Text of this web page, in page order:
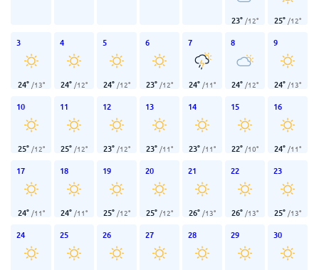
23° /12° 25° /12°
3
24° /13°
4
24° /12°
5
24° /12°
6
23° /12°
7
24° /11°
8
24° /12°
9
24° /13°
10
25° /12°
11
25° /12°
12
23° /12°
13
23° /11°
14
23° /11°
15
22° /10°
16
24° /11°
17
24° /11°
18
24° /11°
19
25° /12°
20
25° /12°
21
26° /13°
22
26° /13°
23
25° /13°
24 25 26 27 28 29 30